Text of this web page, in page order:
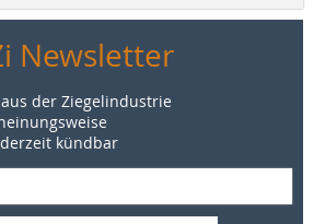
Newsletter
der Ziegelindustrie
kündbar